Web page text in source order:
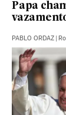
Papa
PABLO ORDAZ |